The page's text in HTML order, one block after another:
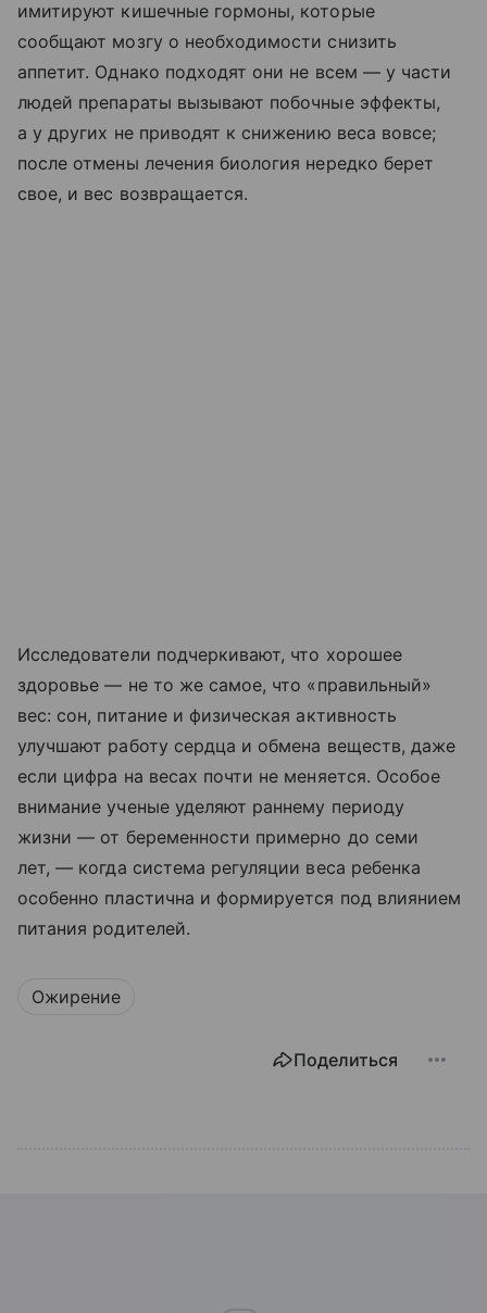
имитируют кишечные гормоны, которые
сообщают мозгу о необходимости снизить
аппетит. Однако подходят они не всем — у части
людей препараты вызывают побочные эффекты,
а у других не приводят к снижению веса вовсе;
после отмены лечения биология нередко берет
свое, и вес возвращается.
Исследователи подчеркивают, что хорошее
здоровье — не то же самое, что «правильный»
вес: сон, питание и физическая активность
улучшают работу сердца и обмена веществ, даже
если цифра на весах почти не меняется. Особое
внимание ученые уделяют раннему периоду
жизни — от беременности примерно до семи
лет, — когда система регуляции веса ребенка
особенно пластична и формируется под влиянием
питания родителей.
Ожирение
Поделиться